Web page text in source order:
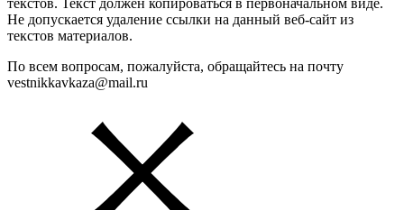
текстов. Текст должен копироваться в первоначальном виде.
Не допускается удаление ссылки на данный веб-сайт из
текстов материалов.
По всем вопросам, пожалуйста, обращайтесь на почту
vestnikkavkaza@mail.ru